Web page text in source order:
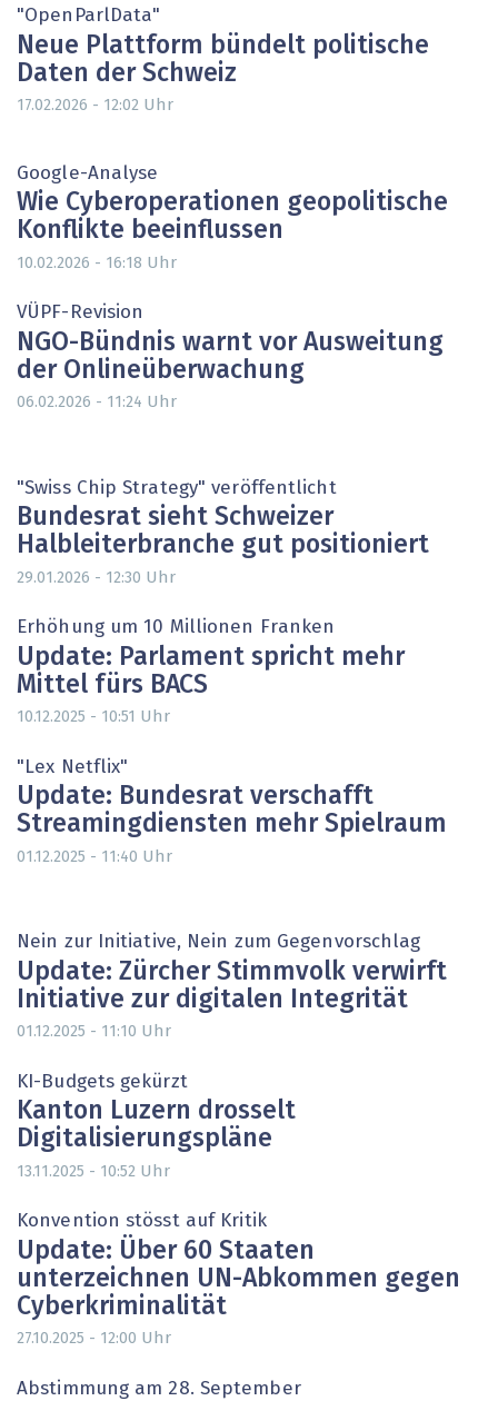
"OpenParlData"
Neue Plattform bündelt politische
Daten der Schweiz
17.02.2026 - 12:02 Uhr
Google-Analyse
Wie Cyberoperationen geopolitische
Konflikte beeinflussen
10.02.2026 - 16:18 Uhr
VÜPF-Revision
NGO-Bündnis warnt vor Ausweitung
der Onlineüberwachung
06.02.2026 - 11:24 Uhr
"Swiss Chip Strategy" veröffentlicht
Bundesrat sieht Schweizer
Halbleiterbranche gut positioniert
29.01.2026 - 12:30 Uhr
Erhöhung um 10 Millionen Franken
Update: Parlament spricht mehr
Mittel fürs BACS
10.12.2025 - 10:51 Uhr
"Lex Netflix"
Update: Bundesrat verschafft
Streamingdiensten mehr Spielraum
01.12.2025 - 11:40 Uhr
Nein zur Initiative, Nein zum Gegenvorschlag
Update: Zürcher Stimmvolk verwirft
Initiative zur digitalen Integrität
01.12.2025 - 11:10 Uhr
KI-Budgets gekürzt
Kanton Luzern drosselt
Digitalisierungspläne
13.11.2025 - 10:52 Uhr
Konvention stösst auf Kritik
Update: Über 60 Staaten
unterzeichnen UN-Abkommen gegen
Cyberkriminalität
27.10.2025 - 12:00 Uhr
Abstimmung am 28. September